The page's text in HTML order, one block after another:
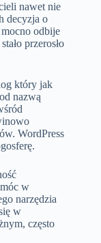
nawet nie
decyzja o
odbije
przerosło
który jak
nazwą
WordPress
w
narzędzia
w
często